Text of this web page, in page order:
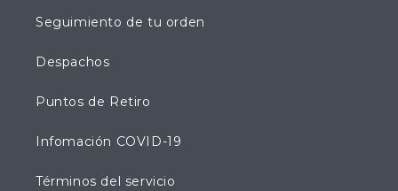
Seguimiento de tu orden
Despachos
Puntos de Retiro
Infomación COVID-19
Términos del servicio